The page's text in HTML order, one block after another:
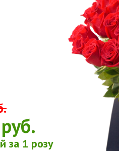
за 1 розу